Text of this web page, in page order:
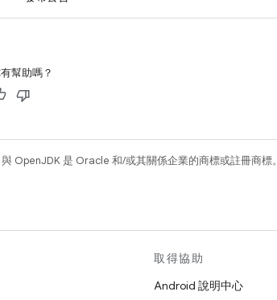
幫助嗎？
OpenJDK 是 Oracle 和/或其關係企業的商標或註冊商標。
取得協助
Android 說明中心